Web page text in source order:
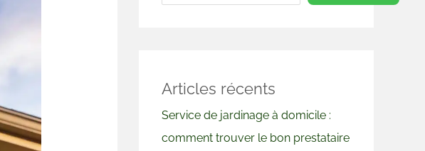
Articles récents
Service de jardinage à domicile :
comment trouver le bon prestataire